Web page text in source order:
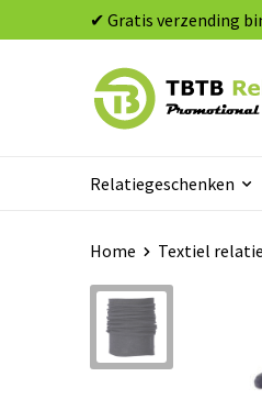
✔ Gratis verzending
Relatiegeschenken
Home Textiel